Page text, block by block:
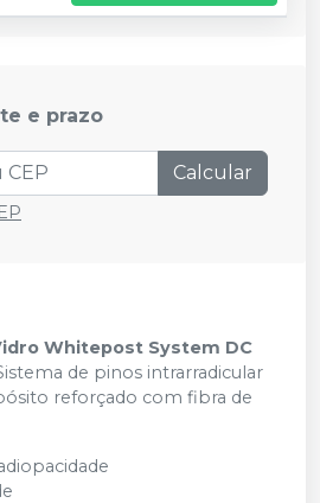
e prazo
Calcular
Whitepost System DC
de pinos intrarradicular
reforçado com fibra de